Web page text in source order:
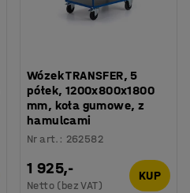
Wózek TRANSFER, 5
półek, 1200x800x1800
mm, koła gumowe, z
hamulcami
Nr art. : 262582
1 925,-
Netto (bez VAT)
KUP